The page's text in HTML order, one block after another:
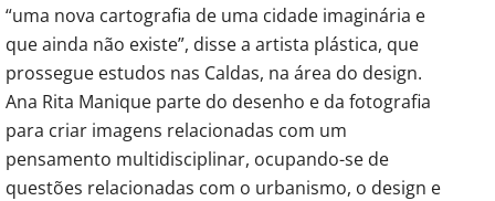
“uma nova cartografia de uma cidade imaginária e
que ainda não existe”, disse a artista plástica, que
prossegue estudos nas Caldas, na área do design.
Ana Rita Manique parte do desenho e da fotografia
para criar imagens relacionadas com um
pensamento multidisciplinar, ocupando-se de
questões relacionadas com o urbanismo, o design e